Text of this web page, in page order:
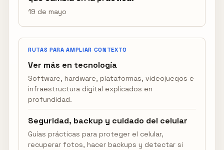
19 de mayo
RUTAS PARA AMPLIAR CONTEXTO
Ver más en tecnología
Software, hardware, plataformas, videojuegos e
infraestructura digital explicados en
profundidad.
Seguridad, backup y cuidado del celular
Guías prácticas para proteger el celular,
recuperar fotos, hacer backups y detectar si